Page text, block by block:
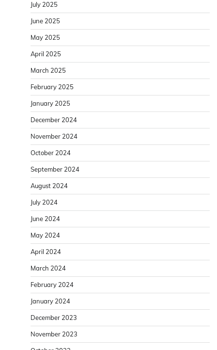
July 2025
June 2025
May 2025
April 2025
March 2025
February 2025
January 2025
December 2024
November 2024
October 2024
September 2024
August 2024
July 2024
June 2024
May 2024
April 2024
March 2024
February 2024
January 2024
December 2023
November 2023